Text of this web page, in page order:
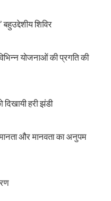
शिविर
योजनाओं की प्रगति की
दिखायी हरी झंडी
और मानवता का अनुपम